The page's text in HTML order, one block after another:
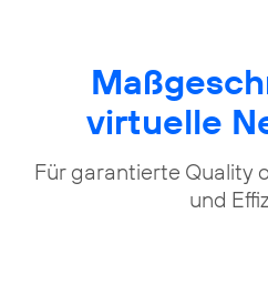
virtuelle
Für garantierte Quality
und